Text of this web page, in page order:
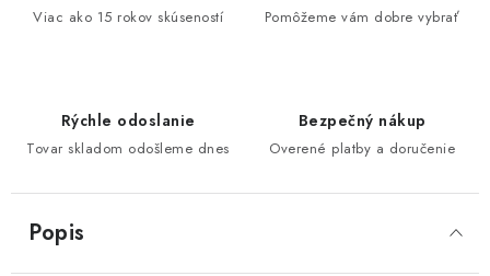
Viac ako 15 rokov skúseností Pomôžeme vám dobre vybrať
Rýchle odoslanie
Tovar skladom odošleme dnes
Bezpečný nákup
Overené platby a doručenie
Popis